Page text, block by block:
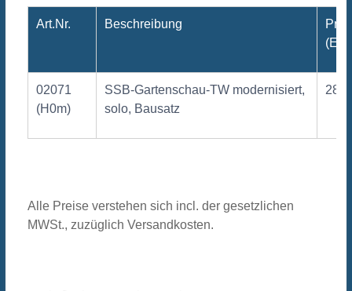
Art.Nr. Beschreibung
02071
(H0m)
SSB-Gartenschau-TW modernisiert,
solo, Bausatz
Alle Preise verstehen sich incl. der gesetzlichen
MWSt., zuzüglich Versandkosten.